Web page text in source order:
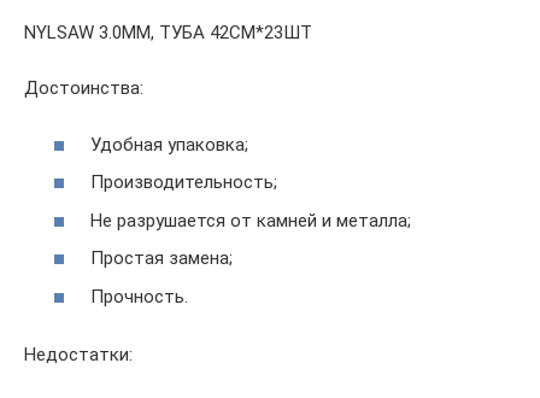
NYLSAW 3.0ММ, ТУБА 42СМ*23ШТ
Достоинства:
Удобная упаковка;
Производительность;
Не разрушается от камней и металла;
Простая замена;
Прочность.
Недостатки: